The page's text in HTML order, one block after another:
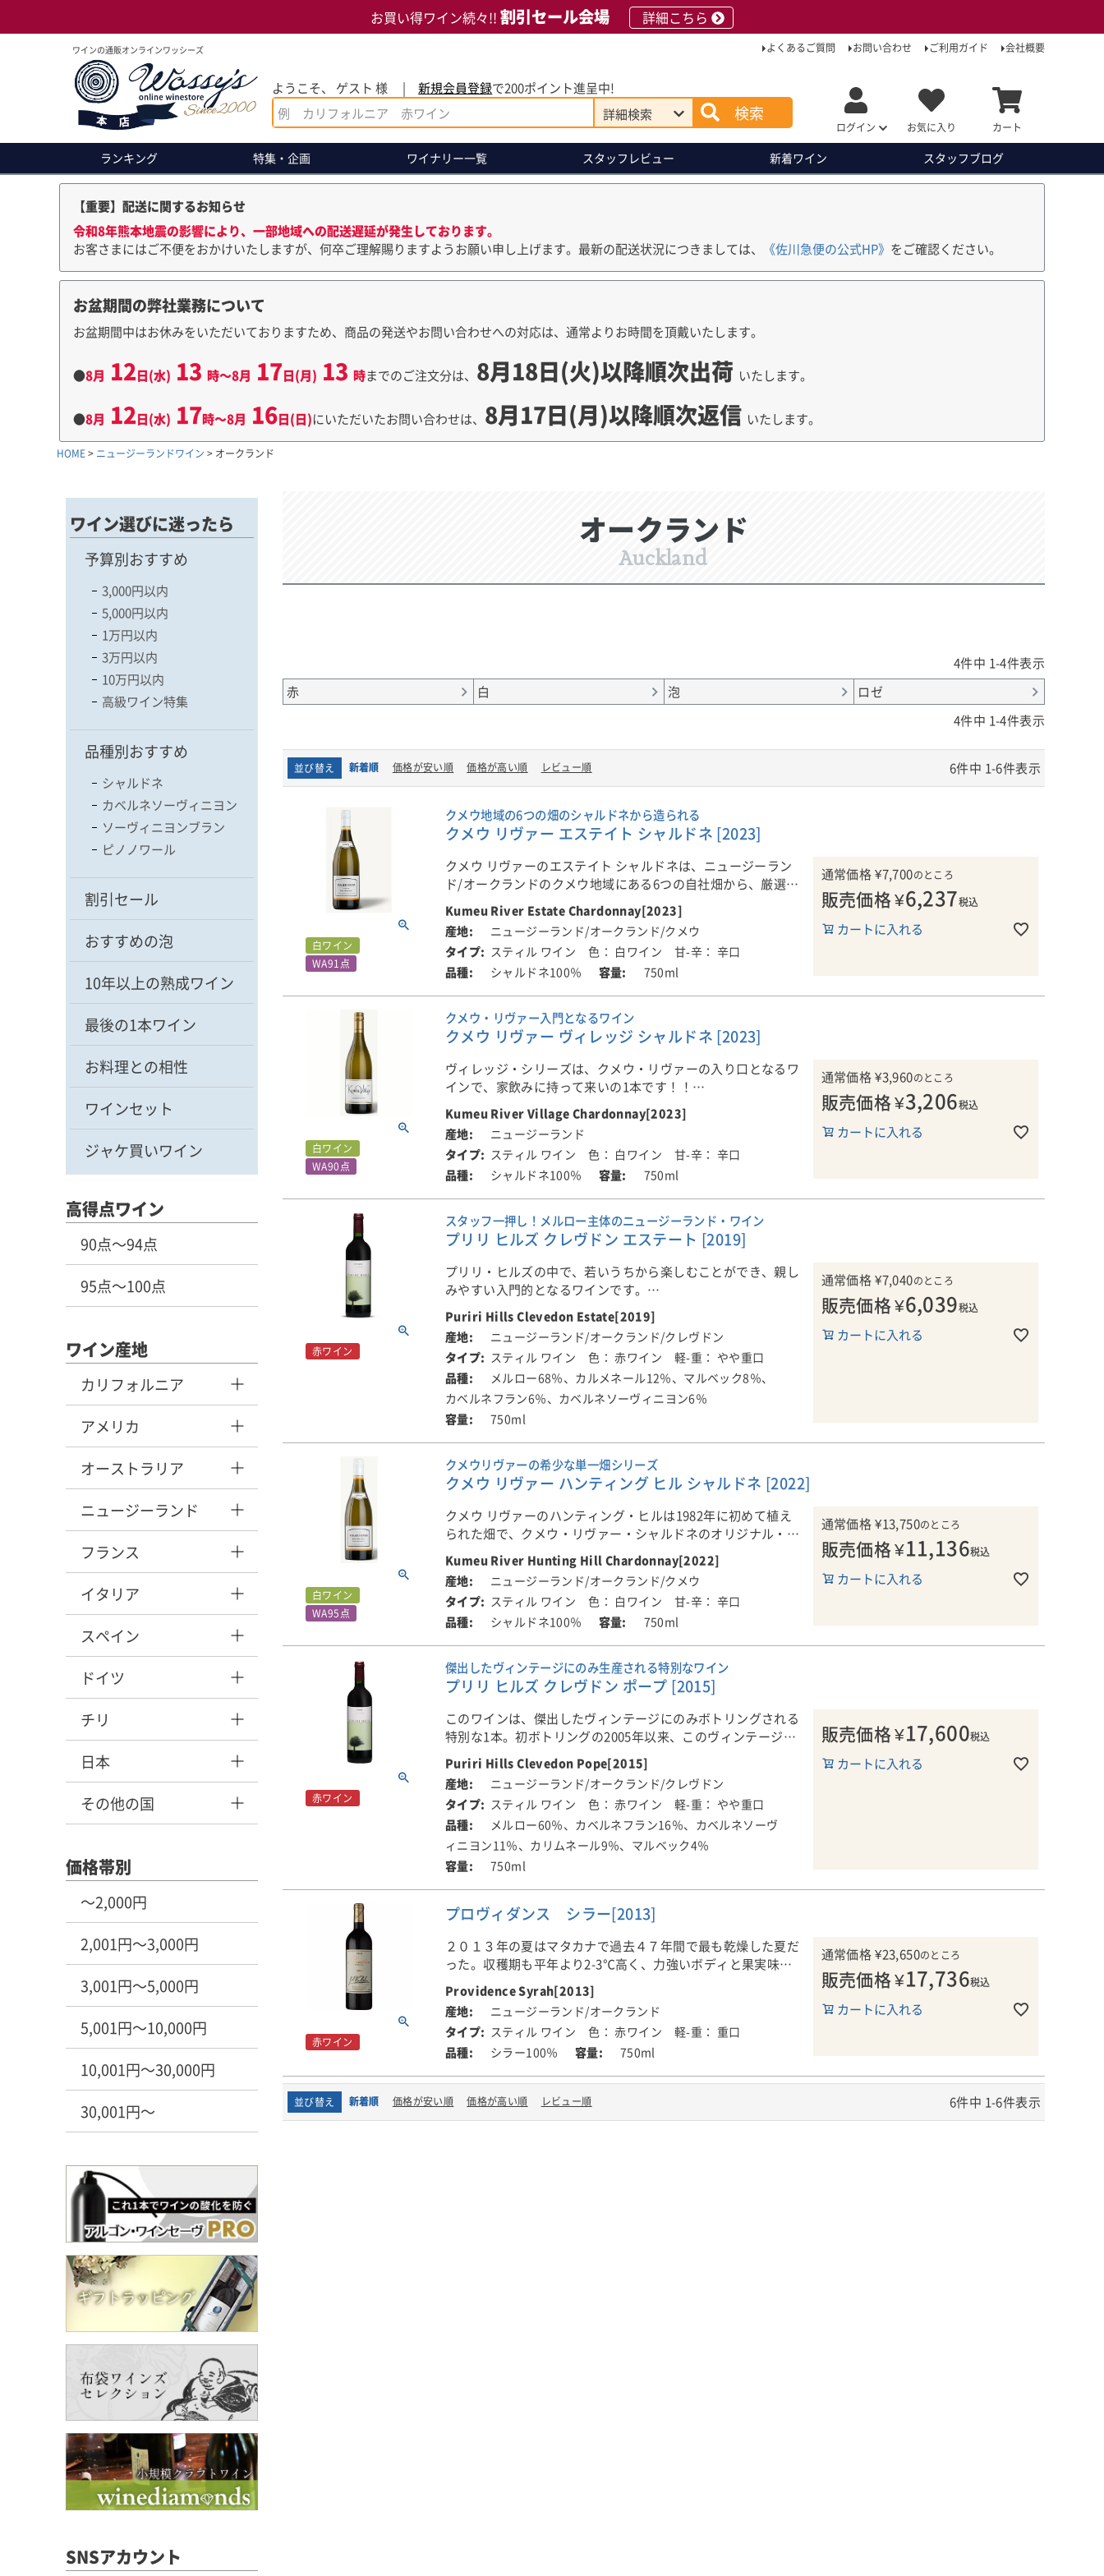
お買い得ワイン続々!! 割引セール会場 詳細こちら
ワインの通販オンラインワッシーズ
ようこそ、 ゲスト 様 新規会員登録で200ポイント進呈中!
詳細検索 検索
ログイン お気に入り カート
よくあるご質問 お問い合わせ ご利用ガイド 会社概要
ランキング 特集・企画 ワイナリー一覧 スタッフレビュー 新着ワイン スタッフブログ
【重要】配送に関するお知らせ
令和8年熊本地震の影響により、一部地域への配送遅延が発生しております。
お客さまにはご不便をおかけいたしますが、何卒ご理解賜りますようお願い申し上げます。最新の配送状況につきましては、
《佐川急便の公式HP》 をご確認ください。
お盆期間の弊社業務について
お盆期間中はお休みをいただいておりますため、商品の発送やお問い合わせへの対応は、通常よりお時間を頂戴いたします。
●8月 12日(水) 13 時～8月 17日(月) 13 時までのご注文分は、 8月18日(火)以降順次出荷 いたします。
●8月 12日(水) 17時～8月 16日(日)にいただいたお問い合わせは、 8月17日(月)以降順次返信 いたします。
HOME ニュージーランドワイン オークランド
ワイン選びに迷ったら
予算別おすすめ
3,000円以内
5,000円以内
1万円以内
3万円以内
10万円以内
高級ワイン特集
品種別おすすめ
シャルドネ
カベルネソーヴィニヨン
ソーヴィニヨンブラン
ピノノワール
割引セール
おすすめの泡
10年以上の熟成ワイン
最後の1本ワイン
お料理との相性
ワインセット
ジャケ買いワイン
高得点ワイン
90点～94点
95点～100点
ワイン産地
カリフォルニア
アメリカ
オーストラリア
ニュージーランド
フランス
イタリア
スペイン
ドイツ
チリ
日本
その他の国
価格帯別
～2,000円
2,001円～3,000円
3,001円～5,000円
5,001円～10,000円
10,001円～30,000円
30,001円～
SNSアカウント
オークランド
Auckland
4件中 1-4件表示
赤
白 泡
ロゼ
4件中 1-4件表示
並び替え 新着順 価格が安い順 価格が高い順 レビュー順 6件中 1-6件表示
白ワイン
WA91点
クメウ地域の6つの畑のシャルドネから造られる
クメウ リヴァー エステイト シャルドネ [2023]
クメウ リヴァーのエステイト シャルドネは、ニュージーラン
ド/オークランドのクメウ地域にある6つの自社畑から、厳選し
たブドウを使用して造られた人気ワインです！
■生産者のコメント
2023年ヴィンテージは、クメウ・リヴァーが35年以上守り続
けてきたエステート・シャルドネの高い品質基準を保つため
に、ブドウの厳選がこれまで以上に重要となりました。この年
は比較的軽めのヴィンテージで、アルコール度数は控えめな
12.5％。醸造には新樽を使用せず、1年および2年使用のフレン
チオーク樽を主体に用いることで、果実味と樽香の美しいバラ
ンスを実現しています。
アンスは控えめ。香りにはレモンの爽やかさとほのかな白桃が
感じられ、口当たりはシルキーでバランスがよく、洗練された
酸が心地よいフィニッシュへと導きます。
■栽培について
ブドウは、ニュージーランド/オークランドのクメウ地域の6つ
の自社畑から収穫しています。
■醸造について
このワインは、すべて手摘みで収穫されたブドウを使用し、全
房をやさしくプレス。その後、自然酵母によって100％フレン
チオーク樽(1年および2年使用主体、新樽不使用)で発酵が行わ
れました。さらに、マロラクティック発酵を100％実施し、樽
の中で11か月間じっくりと熟成させています。
アルコール度数は控えめの12.5％で、繊細さと奥行きを兼ね備
えたエレガントな仕上がりです。
■クメウ・リヴァーについて
クメウ・リヴァーはユーゴスラビアから移住してきたブラコヴ
ィッチ・ファミリーによって、オークランドから北西に約20キ
ロ離れたクメウ地区に1944年に設立されました。当主のマイ
ク・ブラコヴィッチは1949年に亡くなり、妻のケイトと息子
のマテがブドウ栽培とワイン造りを引き継ぎ、ワイナリーの評
価を高めました。
マテはニュージーランドのワイン業界でも名が知られており
1982年から1985年にはニュージーランド・ワインインスティ
チュートの委員長も務めました。1992年にマテが亡くなった
後は、彼の妻メルバと3人の息子がワイナリーを守っていま
す。醸造責任者を務める長男のマイケルは、1989年にニュー
そして、現在、クメウ・リヴァーの造るシャルドネは、世界的
に高い評価をうけています。
Kumeu River Estate Chardonnay[2023]
ニュージーランド/オークランド/クメウ
スティル ワイン
色： 白ワイン
甘-辛： 辛口
シャルドネ100％
750ml
通常価格 ¥7,700のところ
販売価格¥6,237税込
カートに入れる
白ワイン
WA90点
クメウ・リヴァー入門となるワイン
クメウ リヴァー ヴィレッジ シャルドネ [2023]
ヴィレッジ・シリーズは、クメウ・リヴァーの入り口となるワ
インで、家飲みに持って来いの1本です！！
■生産者のコメント
生き生きとしたライムやレモンの香りと、イチジクや白桃のほ
のかな味わいと共に火打ち石やミネラルの風味があり、生き生
きとした果実味が見事に表れています。オーク樽からの香りは
控えめです。食前酒としても楽しめますし、魚介類と一緒に飲
むとさらに良いです。
■畑について
ブドウは、ニュー―ランドのオークランド/クメウ地区の自社
畑と、ホークスベイ地域の自社畑のブドウがつかわれていま
■醸造について
手摘みで収穫後、野生酵母にてステンレスタンク(60％)とフレ
ンチオーク古樽(40％)で発酵します。
■クメウ・リヴァーについて
クメウ・リヴァーはユーゴスラビアから移住してきたブラコヴ
ィッチ・ファミリーによって、オークランドから北西に約20キ
ロ離れたクメウ地区に1944年に設立されました。当主のマイ
のマテがブドウ栽培とワイン造りを引き継ぎ、ワイナリーの評
価を高めました。
マテはニュージーランドのワイン業界でも名が知られており
1982年から1985年にはニュージーランド・ワインインスティ
チュートの委員長も務めました。1992年にマテが亡くなった
後は、彼の妻メルバと3人の息子がワイナリーを守っていま
す。醸造責任者を務める長男のマイケルは、1989年にニュー
ジーランド初のマスター・オブ・ワインとなりました。
そして、現在、クメウ・リヴァーの造るシャルドネは、世界的
に高い評価をうけています。
Kumeu River Village Chardonnay[2023]
ニュージーランド
スティル ワイン
色： 白ワイン
甘-辛： 辛口
シャルドネ100％
750ml
通常価格 ¥3,960のところ
販売価格¥3,206税込
カートに入れる
赤ワイン
スタッフ一押し！メルロー主体のニュージーランド・ワイン
プリリ ヒルズ クレヴドン エステート [2019]
プリリ・ヒルズの中で、若いうちから楽しむことができ、親し
みやすい入門的となるワインです。
ワイナリーのポリシーは、「少量でも本当に素晴らしいワイン
を生産すること。そして、初期の飲み頃を迎えるまでは決して
ワインをリリースしない事」です。そのため、このワインもリ
リースまで、4年以上の瓶内熟成を行っています。
■ボブ・キャンベル氏(マスター・オブ・ワイン)のコメント
ある赤ワイン。今すぐ飲めますが、瓶熟によって、さらに良く
なるポテンシャルを持っています。ボルドーの方向性を感じさ
せる魅惑的なワインです。
■栽培について
自社畑では、有機またはバイオダイナミックでの栽培を行って
います。また、樹齢が18-21年と伸びてきた結果、深みとテク
スチャーが更に増してきています。
■醸造について
ワイナリーでは、100％除梗してオーク樽とステンレスタンク
にて、自然酵母中心の発酵を行います。発酵後、フレンチオー
ク樽(新樽約40％)で21ヶ月間熟成しています。
初期の飲み頃を迎えるまでは決してワインをリリースしないた
め、蔵出しまでに、4年以上の瓶内熟成を行っています。アル
コール度12.8％。
■プリリ・ヒルズについて
プリリヒルズは、フランスのボルドー右岸ポムロールとサンテ
ミリオンのグランクリュにインスパイアされた、秀逸な赤ワイ
ンを生産するニュージーランドのブティック・ワイナリーで
す。1999年から生産を開始しました。
ワイナリーのポリシーは少量でも本当に素晴らしいワインを生
産すること。そして、初期の飲み頃を迎えるまでは決してワイ
ンをリリースしない事です。
現在、プリリヒルズは国内外で、ボルドー右岸の高級ワインに
も引けを取らない品質であると認識されています。The Real
Reviewというボブ・キャンベル(マスター・オブ・ワイン)が、
主だって行う年間試飲を元にしたランキングでは、「Top
光に輝いています。
Puriri Hills Clevedon Estate[2019]
ニュージーランド/オークランド/クレヴドン
スティル ワイン
色： 赤ワイン
軽-重： やや重口
メルロー68％、カルメネール12％、マルベック8％、
カベルネフラン6％、カベルネソーヴィニヨン6％
750ml
通常価格 ¥7,040のところ
販売価格¥6,039税込
カートに入れる
白ワイン
WA95点
クメウリヴァーの希少な単一畑シリーズ
クメウ リヴァー ハンティング ヒル シャルドネ [2022]
クメウ リヴァーのハンティング・ヒルは1982年に初めて植え
られた畑で、クメウ・リヴァー・シャルドネのオリジナル・ブ
レンドの重要な部分を占めています。マテズ・ヴィンヤードを
見下ろす斜面にあり、常にエステート・シャルドネのブレンド
につかわれ、美しく熟したリッチな果実を提供してきました。
ハンティング・ヒルは2000年に植え替えられ、以前よりもさ
らに良くなり、美しく熟した果実味と独特の粉っぽいミネラル
が感じられるようになりました。
■ワインメーカーのコメント
2019年以降の驚異的なヴィンテージが、この2022年も続いて
います。収穫時の条件は素晴らしく、2022年は典型的なハン
非常に特徴的なテロワール主導の典型性なワインで、香りは突
き抜けるようなレモンやライムの広がりと華やかさ、口の中で
は豊かさとボリュームがあり、余韻には酸とミネラルが続きま
す。
これは、シャルドネというブドウがいかに素晴らしいのかを示
す絶対的な典型例です。美しく力強く、エレガントで複雑なワ
インで、長期熟成能力を持っています。
■畑について
自社畑ハンティング・ヒル・ヴィンヤードのブドウがつかわれ
ています。
■醸造について
ハンティング・ヒルの畑から手摘みで収穫。全房プレスし、野
生酵母で樽発酵100％、マロラクティック発酵100％。11か月
樽熟成しています。
Kumeu River Hunting Hill Chardonnay[2022]
ニュージーランド/オークランド/クメウ
スティル ワイン
色： 白ワイン
甘-辛： 辛口
シャルドネ100％
750ml
通常価格 ¥13,750のところ
販売価格¥11,136税込
カートに入れる
赤ワイン
傑出したヴィンテージにのみ生産される特別なワイン
プリリ ヒルズ クレヴドン ポープ [2015]
このワインは、傑出したヴィンテージにのみボトリングされる
特別な1本。初ボトリングの2005年以来、このヴィンテージで
6度目のリリースとなります。
ボルドー右岸の、特にポムロールのグラン・クリュが持つよう
な華やかさとエレガンスを備えたトップキュヴェ。プリリヒル
ズらしいエキゾチックな凝縮したフレーバーで、ダークチェリ
ーやプラム、ウッドスモーク、トリュフ、スパイスなど、グラ
スの中で時間と共に複雑さを増しながら芳醇に香ります。
100％除梗して、4-5日低温下で醸し、3-4週間ほど果皮と寝か
熟成。新樽は約90％使用。蔵出しまでに6年以上の瓶内熟成も
行っています。
■ボブ・キャンベル(マスター・オブ・ワイン)のコメント
「96点」。カベルネ・ソーヴィニヨンの比率を高め、カリムネ
ールを加えることで、より濃縮され、より骨格のあるスタイル
となったフラッグシップ・レーベルです。まろやかになり、よ
り複雑性を増すには、少し時間が必要です。
Puriri Hills Clevedon Pope[2015]
ニュージーランド/オークランド/クレヴドン
スティル ワイン
色： 赤ワイン
軽-重： やや重口
メルロー60％、カベルネフラン16％、カベルネソーヴ
ィニヨン11％、カリムネール9％、マルベック4％
750ml
販売価格¥17,600税込
カートに入れる
赤ワイン
プロヴィダンス シラー[2013]
２０１３年の夏はマタカナで過去４７年間で最も乾燥した夏だ
った。収穫期も平年より2-3℃高く、力強いボディと果実味を
持つ、余韻の長いワインに仕上がり、プロヴィダンスの中でも
優良な年となった。
スモーキーでラズベリーやヴァニラの香り。ラズベリーやスグ
リの実のニュアンスと軽やかでフレッシュなタンニンがエレガ
ントな余韻に繋がる。滑らかでエレガントなワイン。
Providence Syrah[2013]
ニュージーランド/オークランド
スティル ワイン
色： 赤ワイン
軽-重： 重口
シラー100％
750ml
通常価格 ¥23,650のところ
販売価格¥17,736税込
カートに入れる
並び替え 新着順 価格が安い順 価格が高い順 レビュー順 6件中 1-6件表示